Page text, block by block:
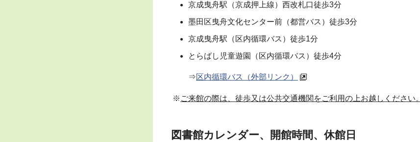
京成曳舟駅（京成押上線）西改札口徒歩3分
墨田区曳舟文化センター前（都営バス）徒歩3分
京成曳舟駅（区内循環バス）徒歩1分
とらばし児童遊園（区内循環バス）徒歩4分
⇒区内循環バス（外部リンク）
※ ご来館の際は、徒歩又は公共交通機関をご利用の上お越しください。
図書館カレンダー、開館時間、休館日